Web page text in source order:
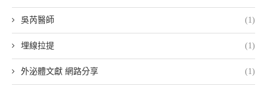
吳芮醫師 (1)
埋線拉提 (1)
外泌體文獻 網路分享 (1)